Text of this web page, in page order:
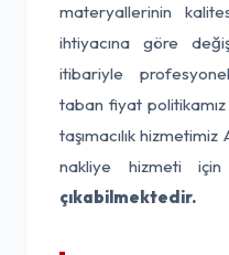
materyallerinin
ihtiyacına göre
itibariyle
taban fiyat
taşımacılık
nakliye hizmeti için
çıkabilmektedir.